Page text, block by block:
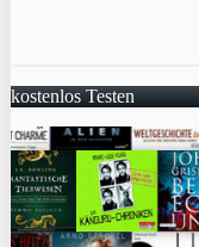
kostenlos Testen